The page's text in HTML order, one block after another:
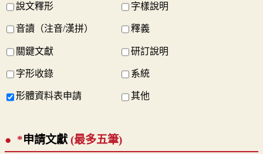
說文釋形 字樣說明
音讀（注音/漢拼） 釋義
關鍵文獻 研訂說明
字形收錄 系統
形體資料表申請 其他
*申請文獻 (最多五筆)